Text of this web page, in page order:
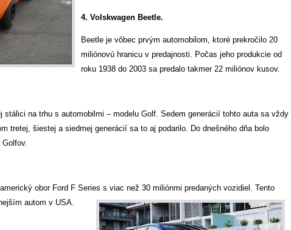
4. Volskwagen Beetle.
Beetle je vôbec prvým automobilom, ktoré prekročilo 20
miliónovú hranicu v predajnosti. Počas jeho produkcie od
roku 1938 do 2003 sa predalo takmer 22 miliónov kusov.
stálici na trhu s automobilmi – modelu Golf. Sedem generácií tohto auta sa vždy
tretej, šiestej a siedmej generácií sa to aj podarilo. Do dnešného dňa bolo
obor Ford F Series s viac než 30 miliónmi predaných vozidiel. Tento
autom v USA.